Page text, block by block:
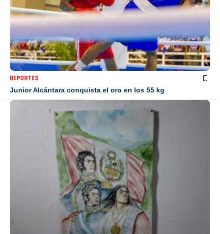
DEPORTES
Junior Alcántara conquista el oro en los 55 kg